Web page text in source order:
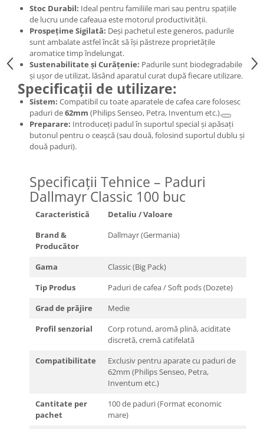
Stoc Durabil: Ideal pentru familiile mari sau pentru spațiile
de lucru unde cafeaua este motorul productivității.
Prospețime Sigilată: Deși pachetul este generos, padurile
sunt ambalate astfel încât să își păstreze proprietățile
aromatice timp îndelungat.
Sustenabilitate și Curățenie: Padurile sunt biodegradabile
și ușor de utilizat, lăsând aparatul curat după fiecare utilizare.
Specificații de utilizare:
Sistem: Compatibil cu toate aparatele de cafea care folosesc
paduri de62mm (Philips Senseo, Petra, Inventum etc.).
Preparare: Introduceți padul în suportul special și apăsați
butonul pentru o ceașcă (sau două, folosind suportul dublu și
două paduri).
Specificații Tehnice – Paduri
Dallmayr Classic 100 buc
Caracteristică
Detaliu / Valoare
Brand &
Producător
Dallmayr (Germania)
Gama
Classic (Big Pack)
Tip Produs
Paduri de cafea / Soft pods (Dozete)
Grad de prăjire
Medie
Profil senzorial
Corp rotund, aromă plină, aciditate
discretă, cremă catifelată
Compatibilitate
Exclusiv pentru aparate cu paduri de
62mm (Philips Senseo, Petra,
Inventum etc.)
Cantitate per
pachet
100 de paduri (Format economic
mare)